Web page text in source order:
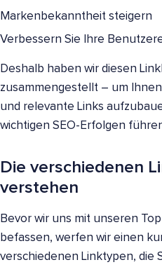
Markenbekanntheit steigern
Verbessern Sie Ihre
Deshalb haben wir diesen
zusammengestellt – um
und relevante Links
wichtigen SEO-Erfolgen
Die verschiedenen
verstehen
Bevor wir uns mit unseren
befassen, werfen wir einen
verschiedenen Linktypen, die